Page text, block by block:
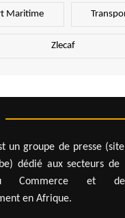
Maritime
Zlecaf
un groupe de presse
dédié aux secteurs de
Commerce et
en Afrique.